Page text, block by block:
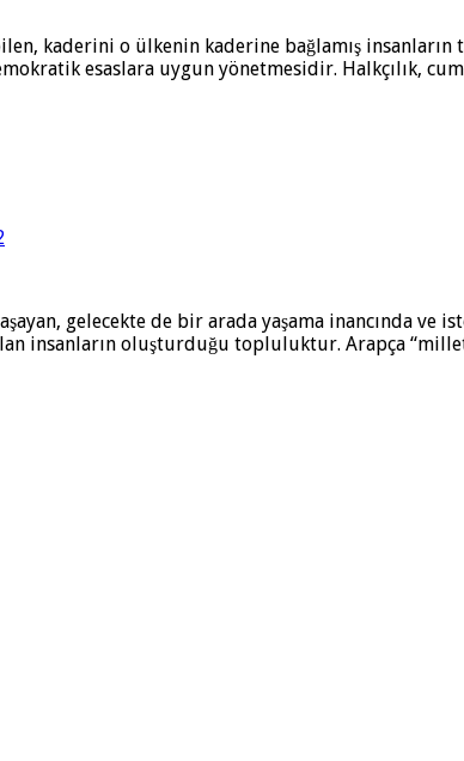
kaderini o ülkenin kaderine bağlamış
esaslara uygun yönetmesidir. Halkçılık,
gelecekte de bir arada yaşama inancında ve
insanların oluşturduğu topluluktur. Arapça